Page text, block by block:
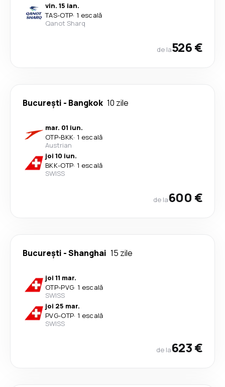
vin. 15 ian.
TAS-OTP· 1 escală
Qanot Sharq
de la526 €
București - Bangkok 10 zile
mar. 01 iun.
OTP-BKK· 1 escală
Austrian
joi 10 iun.
BKK-OTP· 1 escală
SWISS
de la600 €
București -Shanghai 15 zile
joi 11 mar.
OTP-PVG· 1 escală
SWISS
joi 25 mar.
PVG-OTP· 1 escală
SWISS
de la623 €